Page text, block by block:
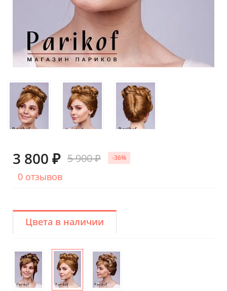
3 800 ₽ 5 900 ₽ -36%
0 отзывов
Цвета в наличии